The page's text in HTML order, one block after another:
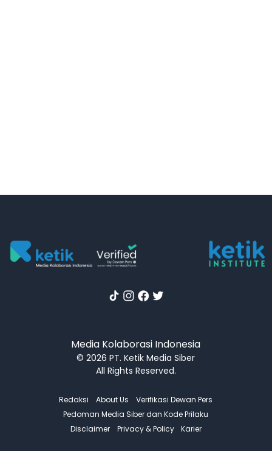
Media Kolaborasi Indonesia
© 2026 PT. Ketik Media Siber
All Rights Reserved.
Redaksi About Us
Verifikasi Dewan Pers
Pedoman Media Siber dan Kode Prilaku
Disclaimer
Privacy & Policy Karier